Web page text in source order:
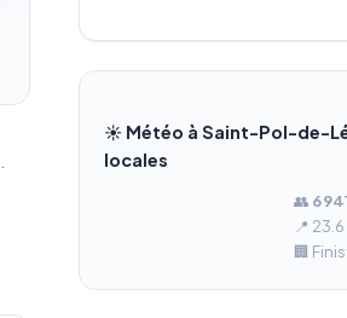
☀️ Météo à Saint-Pol-de-
locales
👥 6
📍 23.6
🏢